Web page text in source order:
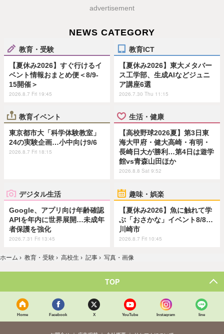
advertisement
NEWS CATEGORY
教育・受験
【夏休み2026】すぐ行けるイ
ベント情報おまとめ便＜8/9-
15開催＞
2026.8.7 Fri 19:45
教育ICT
【夏休み2026】東大メタバー
ス工学部、生成AIなどジュニ
ア講座6選
2026.7.30 Thu 11:15
教育イベント
東京都市大「科学体験教室」
24の実験企画…小中向け9/6
2026.8.7 Fri 18:15
生活・健康
【高校野球2026夏】第3日東
海大甲府・健大高崎・有明・
長崎日大が勝利…第4日は遊学
館vs青森山田ほか
2026.8.8 Sat 9:52
デジタル生活
Google、アプリ向け年齢確認
APIを年内に世界展開…未成年
者保護を強化
2026.7.31 Fri 13:45
趣味・娯楽
【夏休み2026】魚に触れて学
ぶ「おさかな」イベント8/8…
川崎市
2026.8.7 Fri 10:45
ホーム › 教育・受験 › 高校生 › 記事 › 写真・画像
TOP
Home Facebook X YouTube Instagram line